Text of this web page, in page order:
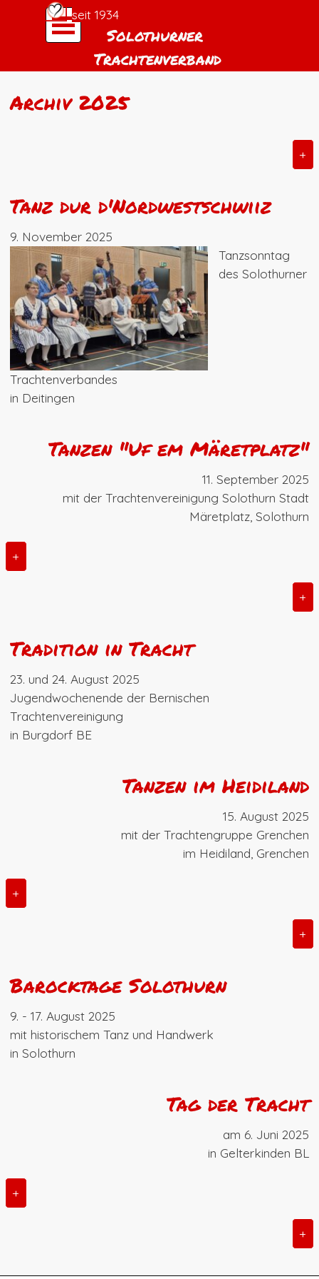
Direkt zum Seiteninhalt
Menü überspringen
Solothurner
Trachtenverband
seit 1934
Archiv 2025
+
Tanz dur d'Nordwestschwiiz
9. November 2025
Tanzsonntag
des Solothurner
Trachtenverbandes
in Deitingen
Tanzen "Uf em Märetplatz"
11. September 2025
mit der Trachtenvereinigung Solothurn Stadt
Märetplatz, Solothurn
+
+
Tradition in Tracht
23. und 24. August 2025
Jugendwochenende der Bernischen
Trachtenvereinigung
in Burgdorf BE
Tanzen im Heidiland
15. August 2025
mit der Trachtengruppe Grenchen
im Heidiland, Grenchen
+
+
Barocktage Solothurn
9. - 17. August 2025
mit historischem Tanz und Handwerk
in Solothurn
Tag der Tracht
am 6. Juni 2025
in Gelterkinden BL
+
+